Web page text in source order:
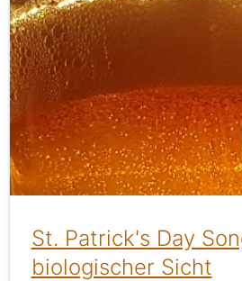
St. Patrick's Day
biologischer Sicht